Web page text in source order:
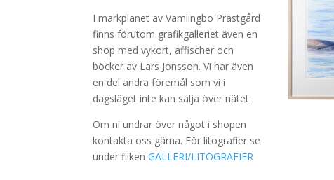
I markplanet av Vamlingbo Prästgård
finns förutom grafikgalleriet även en
shop med vykort, affischer och
böcker av Lars Jonsson. Vi har även
en del andra föremål som vi i
dagsläget inte kan sälja över nätet.
Om ni undrar över något i shopen
kontakta oss gärna. För litografier se
under fliken GALLERI/LITOGRAFIER